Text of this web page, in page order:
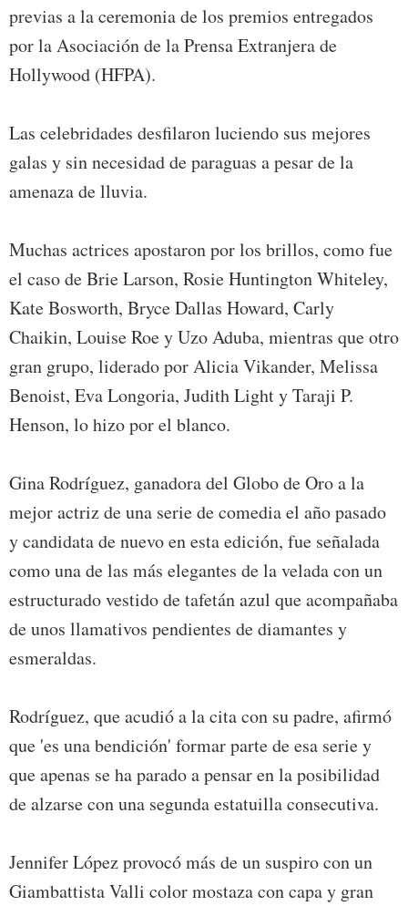
previas a la ceremonia de los premios entregados
por la Asociación de la Prensa Extranjera de
Hollywood (HFPA).
Las celebridades desfilaron luciendo sus mejores
galas y sin necesidad de paraguas a pesar de la
amenaza de lluvia.
Muchas actrices apostaron por los brillos, como fue
el caso de Brie Larson, Rosie Huntington Whiteley,
Kate Bosworth, Bryce Dallas Howard, Carly
Chaikin, Louise Roe y Uzo Aduba, mientras que otro
gran grupo, liderado por Alicia Vikander, Melissa
Benoist, Eva Longoria, Judith Light y Taraji P.
Henson, lo hizo por el blanco.
Gina Rodríguez, ganadora del Globo de Oro a la
mejor actriz de una serie de comedia el año pasado
y candidata de nuevo en esta edición, fue señalada
como una de las más elegantes de la velada con un
estructurado vestido de tafetán azul que acompañaba
de unos llamativos pendientes de diamantes y
esmeraldas.
Rodríguez, que acudió a la cita con su padre, afirmó
que 'es una bendición' formar parte de esa serie y
que apenas se ha parado a pensar en la posibilidad
de alzarse con una segunda estatuilla consecutiva.
Jennifer López provocó más de un suspiro con un
Giambattista Valli color mostaza con capa y gran